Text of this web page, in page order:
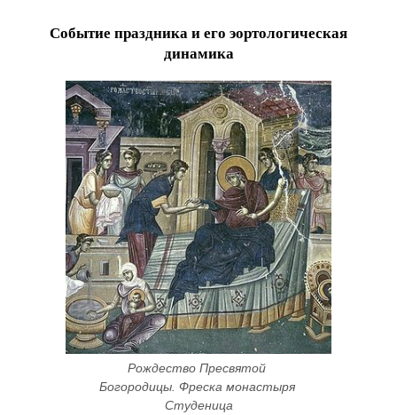
Событие праздника и его эортологическая
динамика
Рождество Пресвятой
Богородицы. Фреска монастыря
Студеница